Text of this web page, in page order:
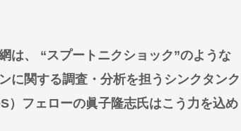
は、 “スプートニクショック”のような
関する調査・分析を担うシンクタンク
）フェローの眞子隆志氏はこう力を込め